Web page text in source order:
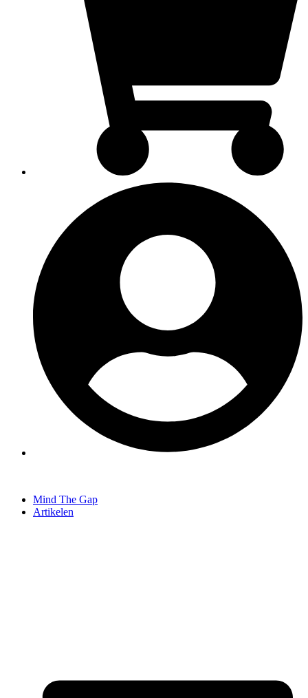
Mind The Gap
Artikelen